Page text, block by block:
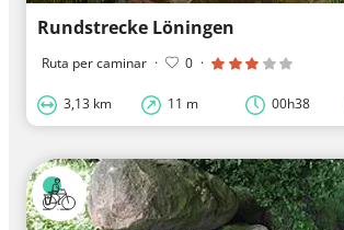
Rundstrecke Löningen
Ruta per caminar · 0 ·
3,13 km 11 m 00h38